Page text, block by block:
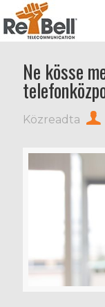
Ne kösse
Közreadta